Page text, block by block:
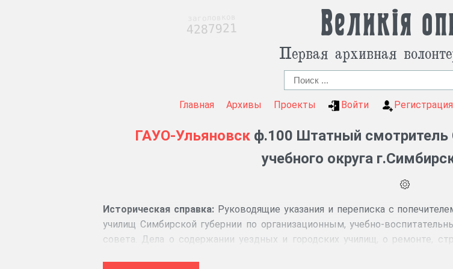
Великія
Первая архивная
Главная Архивы Проекты Войти Регистрация
ГАУО-Ульяновск ф.100 Штатный смотритель
учебного округа
Историческая справка:Руководящие указания и переписка с
училищ Симбирской губернии по организационным, учебно-
совета. Дела о содержании уездных и городских училищ, о ремонте,
4287921